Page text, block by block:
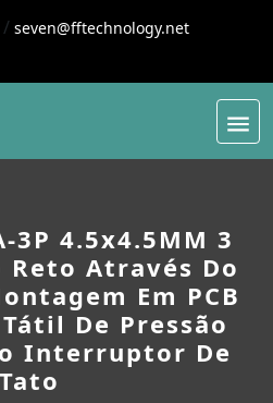
/ seven@fftechnology.net
3P 4.5x4.5MM 3
Reto Através Do
Em PCB
De Pressão
Interruptor De
Tato